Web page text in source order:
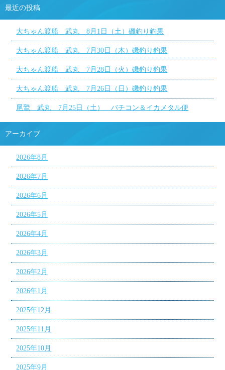
最近の投稿
大ちゃん渡船 武丸 8月1日（土）磯釣り釣果
大ちゃん渡船 武丸 7月30日（木）磯釣り釣果
大ちゃん渡船 武丸 7月28日（火）磯釣り釣果
大ちゃん渡船 武丸 7月26日（日）磯釣り釣果
尾鷲 武丸 7月25日（土） バチコン＆イカメタル便
アーカイブ
2026年8月
2026年7月
2026年6月
2026年5月
2026年4月
2026年3月
2026年2月
2026年1月
2025年12月
2025年11月
2025年10月
2025年9月